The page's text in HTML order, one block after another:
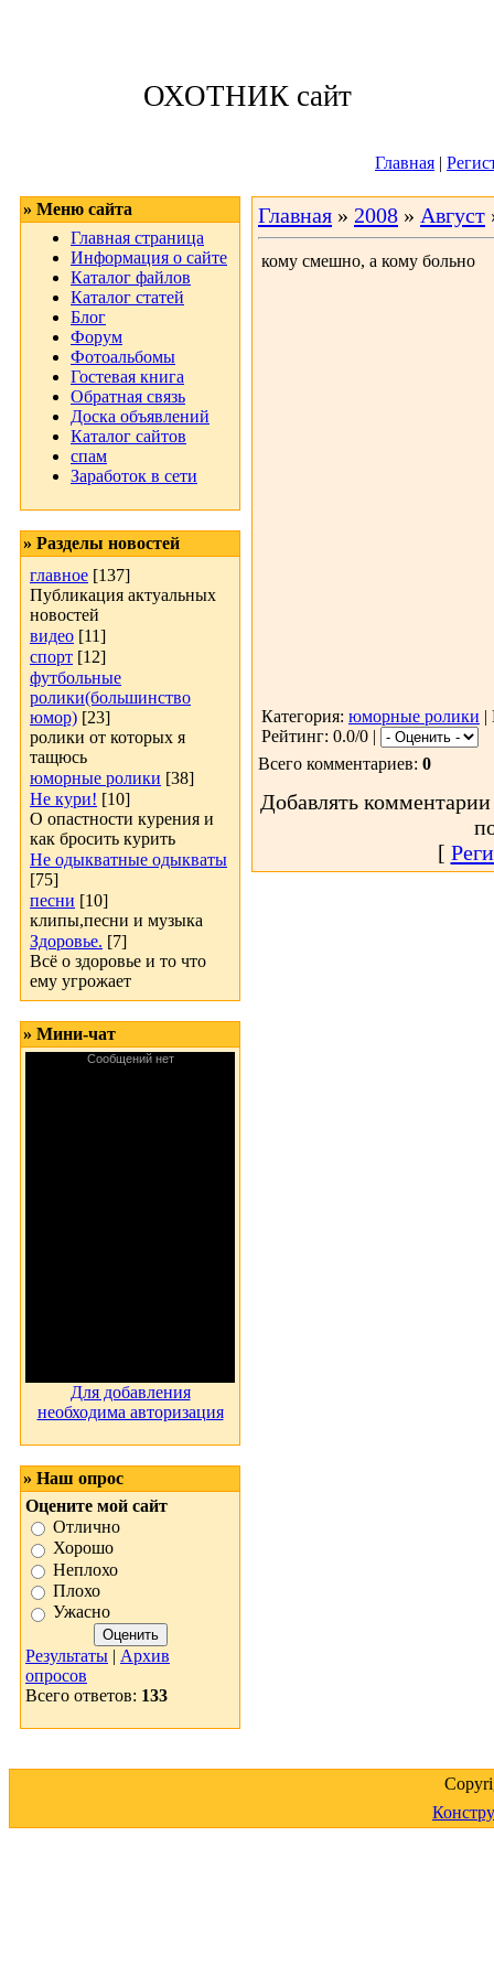
ОХОТНИК сайт
Главная |
» Меню сайта
Главная страница
Информация о сайте
Каталог файлов
Каталог статей
Блог
Форум
Фотоальбомы
Гостевая книга
Обратная связь
Доска объявлений
Каталог сайтов
спам
Заработок в сети
» Разделы новостей
главное [137]
Публикация актуальных
новостей
видео [11]
спорт [12]
футбольные
ролики(большинство
юмор) [23]
ролики от которых я
тащюсь
юморные ролики [38]
Не кури! [10]
О опастности курения и
как бросить курить
Не одыкватные одыкваты
[75]
песни [10]
клипы,песни и музыка
Здоровье. [7]
Всё о здоровье и то что
ему угрожает
» Мини-чат
Для добавления
необходима авторизация
» Наш опрос
Оцените мой сайт
Отлично
Хорошо
Неплохо
Плохо
Ужасно
Результаты | Архив
опросов
Всего ответов: 133
Главная » 2008 » Август
кому смешно, а кому больно
Категория: юморные ролики |
Рейтинг: 0.0/0 |
Всего комментариев: 0
Добавлять
[